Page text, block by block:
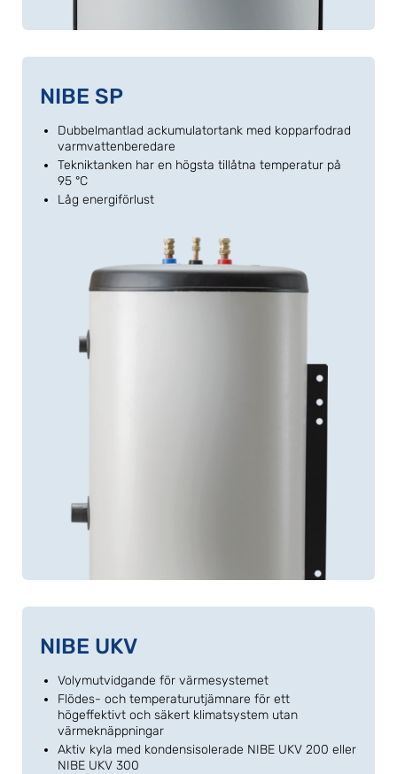
NIBE SP
Dubbelmantlad ackumulatortank med kopparfodrad
varmvattenberedare
Tekniktanken har en högsta tillåtna temperatur på
95 °C
Låg energiförlust
NIBE UKV
Volymutvidgande för värmesystemet
Flödes- och temperaturutjämnare för ett
högeffektivt och säkert klimatsystem utan
värmeknäppningar
Aktiv kyla med kondensisolerade NIBE UKV 200 eller
NIBE UKV 300